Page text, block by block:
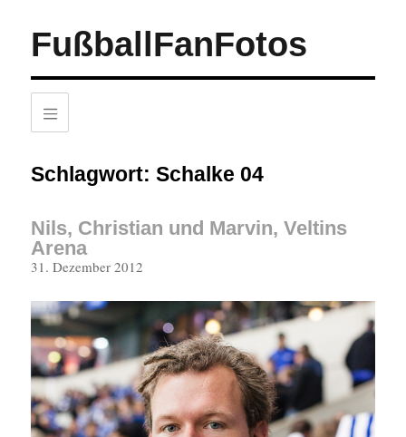
FußballFanFotos
Schlagwort:Schalke 04
Nils, Christian und Marvin, Veltins
Arena
Veröffentlicht
31. Dezember 2012